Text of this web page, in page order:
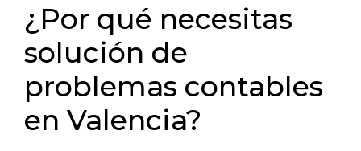
¿Por qué necesitas
solución de
problemas contables
en Valencia?